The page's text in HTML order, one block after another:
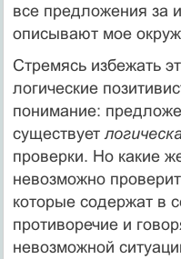
все предложения за
описы­вают мое
Стремясь избежать
логические
понимание:
существует
проверки. Но какие
невозможно
которые содержат в
противоречие и
невозможной